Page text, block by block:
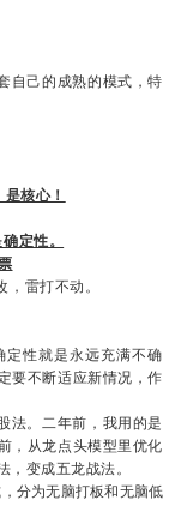
自己的成熟的模式，特
核心！
定性。
雷打不动。
定性就是永远充满不确
要不断适应新情况，作
法。二年前，我用的是
，从龙点头模型里优化
变成五龙战法。
分为无脑打板和无脑低